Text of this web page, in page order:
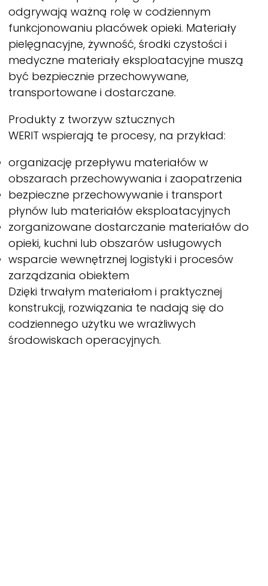
odgrywają ważną rolę w codziennym
funkcjonowaniu placówek opieki. Materiały
pielęgnacyjne, żywność, środki czystości i
medyczne materiały eksploatacyjne muszą
być bezpiecznie przechowywane,
transportowane i dostarczane.
Produkty z tworzyw sztucznych
WERIT wspierają te procesy, na przykład:
organizację przepływu materiałów w
obszarach przechowywania i zaopatrzenia
bezpieczne przechowywanie i transport
płynów lub materiałów eksploatacyjnych
zorganizowane dostarczanie materiałów do
opieki, kuchni lub obszarów usługowych
wsparcie wewnętrznej logistyki i procesów
zarządzania obiektem
Dzięki trwałym materiałom i praktycznej
konstrukcji, rozwiązania te nadają się do
codziennego użytku we wrażliwych
środowiskach operacyjnych.